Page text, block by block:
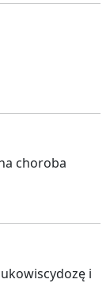
choroba
i